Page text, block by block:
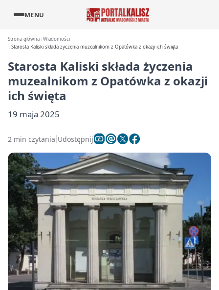
MENU
Strona główna Wiadomości
Starosta Kaliski składa życzenia muzealnikom z Opatówka z okazji ich święta
Starosta Kaliski składa życzenia
muzealnikom z Opatówka z okazji
ich święta
19 maja 2025
2 min czytania Udostępnij